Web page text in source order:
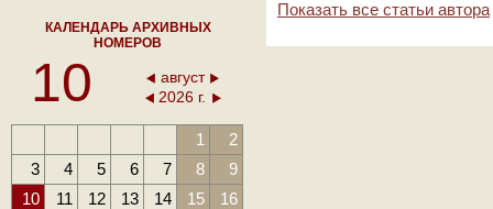
КАЛЕНДАРЬ АРХИВНЫХ
НОМЕРОВ
10
август
2026 г.
1
2
3
4 5 6 7 8
9
10
11 12 13 14 15
16
Показать все статьи автора